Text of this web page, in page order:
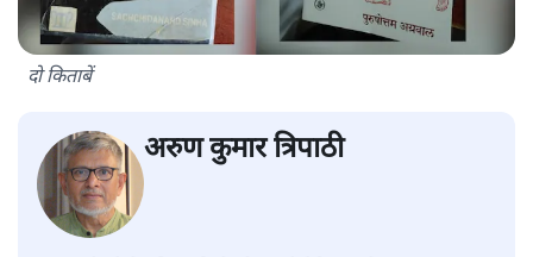
दो किताबें
अरुण कुमार त्रिपाठी